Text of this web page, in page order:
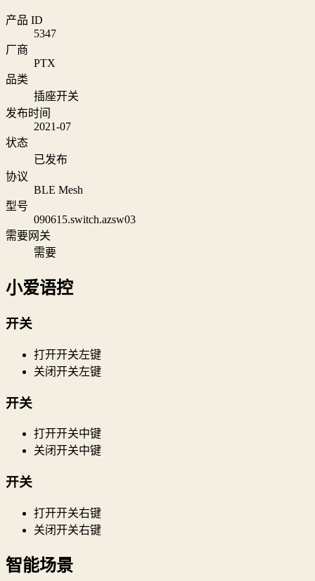
产品 ID
5347
厂商
PTX
品类
插座开关
发布时间
2021-07
状态
已发布
协议
BLE Mesh
型号
090615.switch.azsw03
需要网关
需要
小爱语控
开关
打开开关左键
关闭开关左键
开关
打开开关中键
关闭开关中键
开关
打开开关右键
关闭开关右键
智能场景